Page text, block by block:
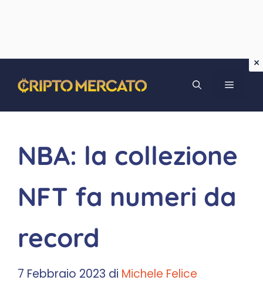
contenuto
MENU
NBA: la collezione
NFT fa numeri da
record
7 Febbraio 2023 di Michele Felice